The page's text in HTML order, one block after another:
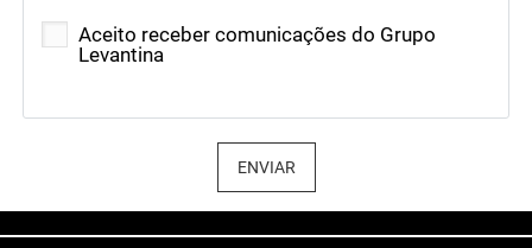
Aceito receber comunicações do Grupo
Levantina
ENVIAR